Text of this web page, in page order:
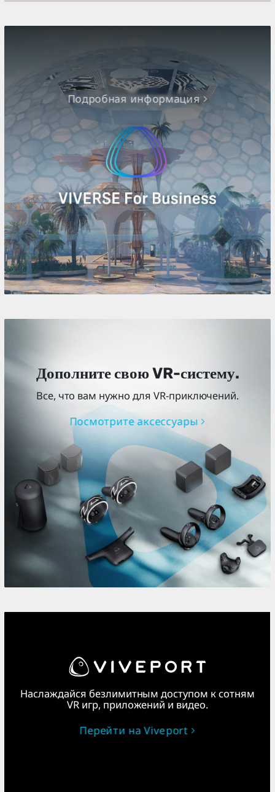
Подробная информация
Дополните свою VR-систему.
Все, что вам нужно для VR-приключений.
Посмотрите аксессуары
Наслаждайся безлимитным доступом к сотням
VR игр, приложений и видео.
Перейти на Viveport